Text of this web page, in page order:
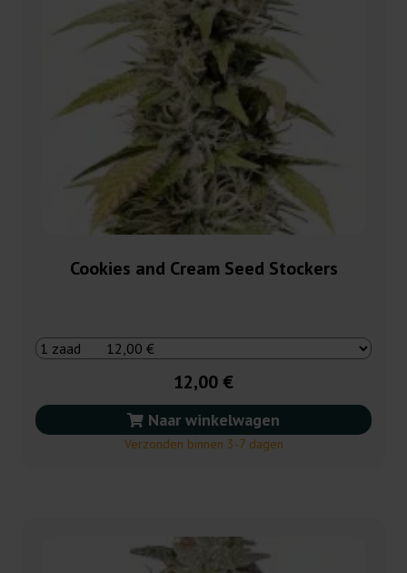
Cookies and Cream Seed Stockers
12,00 €
Naar winkelwagen
Verzonden binnen 3-7 dagen